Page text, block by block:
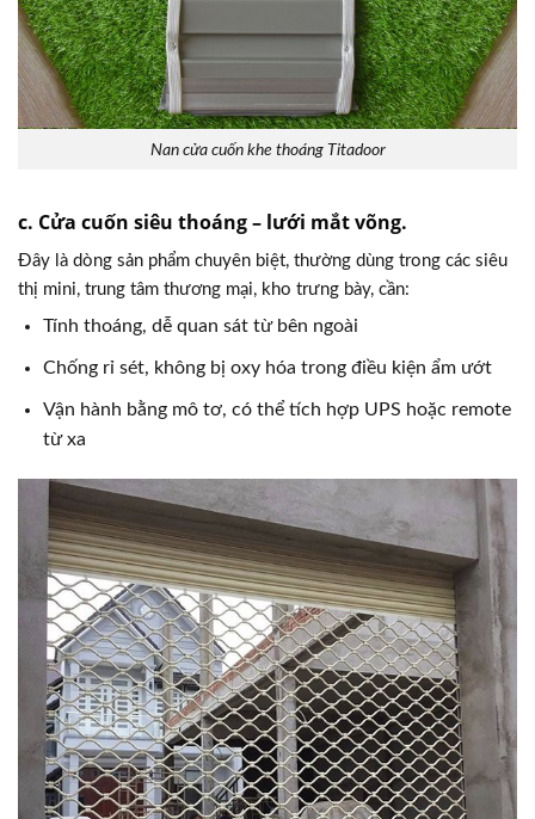
Nan cửa cuốn khe thoáng Titadoor
c. Cửa cuốn siêu thoáng – lưới mắt võng.
Đây là dòng sản phẩm chuyên biệt, thường dùng trong các siêu
thị mini, trung tâm thương mại, kho trưng bày, cần:
Tính thoáng, dễ quan sát từ bên ngoài
Chống rỉ sét, không bị oxy hóa trong điều kiện ẩm ướt
Vận hành bằng mô tơ, có thể tích hợp UPS hoặc remote
từ xa